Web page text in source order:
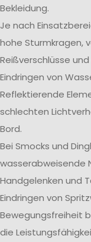
Bekleidung.
Je nach
hohe Sturmkragen,
Reißverschlüsse
Eindringen von
Reflektierende
schlechten
Bord.
Bei Smocks und
wasserabweisende
Handgelenken und
Eindringen von
Bewegungsfreiheit
die